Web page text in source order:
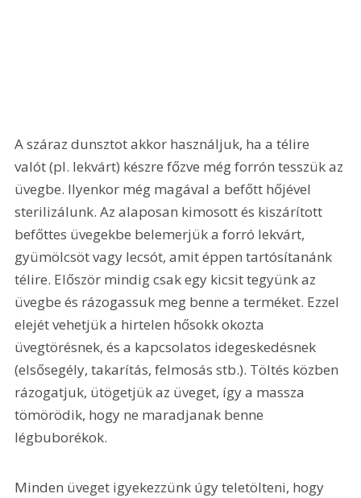
A száraz dunsztot akkor használjuk, ha a télire
valót (pl. lekvárt) készre főzve még forrón tesszük az
üvegbe. Ilyenkor még magával a befőtt hőjével
sterilizálunk. Az alaposan kimosott és kiszárított
befőttes üvegekbe belemerjük a forró lekvárt,
gyümölcsöt vagy lecsót, amit éppen tartósítanánk
télire. Először mindig csak egy kicsit tegyünk az
üvegbe és rázogassuk meg benne a terméket. Ezzel
elejét vehetjük a hirtelen hősokk okozta
üvegtörésnek, és a kapcsolatos idegeskedésnek
(elsősegély, takarítás, felmosás stb.). Töltés közben
rázogatjuk, ütögetjük az üveget, így a massza
tömörödik, hogy ne maradjanak benne
légbuborékok.
Minden üveget igyekezzünk úgy teletölteni, hogy